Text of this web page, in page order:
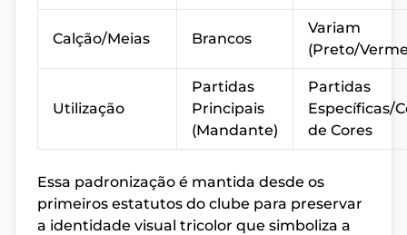
Calção/Meias Brancos
Variam
(Preto/
Utilização
Partidas
Principais
(Mandante)
Partidas
Específicas/
de Cores
Essa padronização é mantida desde os
primeiros estatutos do clube para preservar
a identidade visual tricolor que simboliza a